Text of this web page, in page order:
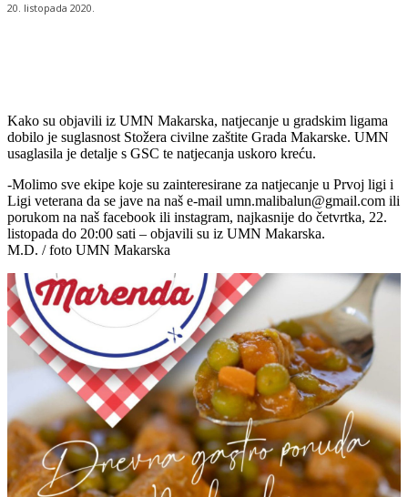
20. listopada 2020.
Kako su objavili iz UMN Makarska, natjecanje u gradskim ligama
dobilo je suglasnost Stožera civilne zaštite Grada Makarske. UMN
usaglasila je detalje s GSC te natjecanja uskoro kreću.
-Molimo sve ekipe koje su zainteresirane za natjecanje u Prvoj ligi i
Ligi veterana da se jave na naš e-mail umn.malibalun@gmail.com ili
porukom na naš facebook ili instagram, najkasnije do četvrtka, 22.
listopada do 20:00 sati – objavili su iz UMN Makarska.
M.D. / foto UMN Makarska